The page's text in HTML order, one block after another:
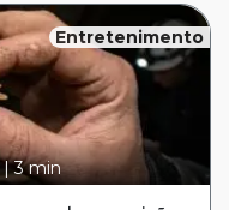
Entretenimento
|3 min